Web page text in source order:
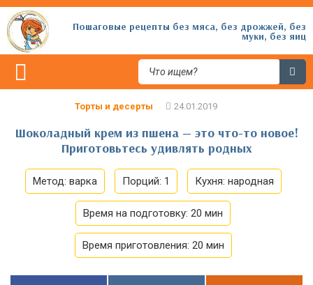
Пошаговые рецепты без мяса, без дрожжей, без
муки, без яиц
Торты и десерты
Шоколадный крем из пшена — это что-то новое!
Приготовьтесь удивлять родных
Метод: варка Порций: 1 Кухня: народная
Время на подготовку: 20 мин
Время приготовления: 20 мин